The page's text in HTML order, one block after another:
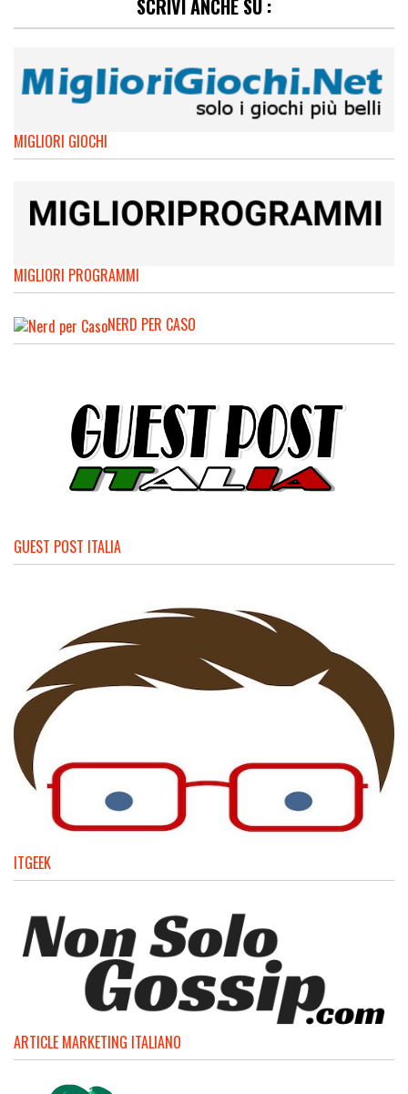
SCRIVI ANCHE SU :
MIGLIORI GIOCHI
MIGLIORI PROGRAMMI
NERD PER CASO
GUEST POST ITALIA
ITGEEK
ARTICLE MARKETING ITALIANO